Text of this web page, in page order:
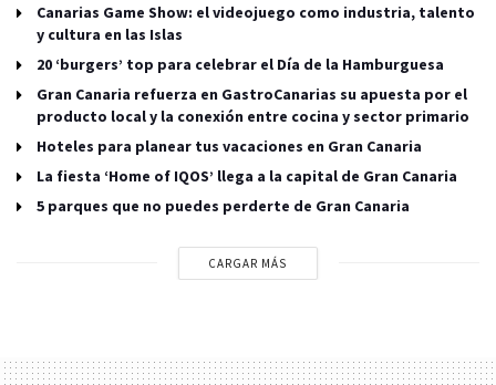
Canarias Game Show: el videojuego como industria, talento
y cultura en las Islas
20 ‘burgers’ top para celebrar el Día de la Hamburguesa
Gran Canaria refuerza en GastroCanarias su apuesta por el
producto local y la conexión entre cocina y sector primario
Hoteles para planear tus vacaciones en Gran Canaria
La fiesta ‘Home of IQOS’ llega a la capital de Gran Canaria
5 parques que no puedes perderte de Gran Canaria
CARGAR MÁS